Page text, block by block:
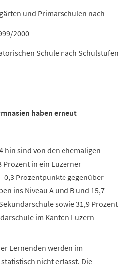
und Primarschulen nach
2000
Schule nach Schulstufen
haben erneut
hin sind von den ehemaligen
Prozent in ein Luzerner
Prozentpunkte gegenüber
ins Niveau A und B und 15,7
sowie 31,9 Prozent
im Kanton Luzern
Lernenden werden im
statistisch nicht erfasst. Die